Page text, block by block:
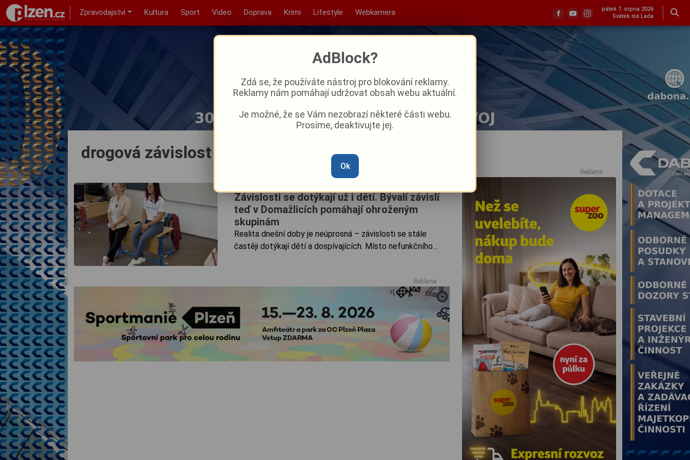
Zpravodajství Kultura Sport Video Doprava Krimi Lifestyle Webkamera
pátek 7. srpna 2026
Svátek má Lada
drogová závislost
Závislosti se dotýkají už i dětí. Bývalí závislí
teď v Domažlicích pomáhají ohroženým
skupinám
Realita dnešní doby je neúprosná – závislosti se stále
častěji dotýkají dětí a dospívajících. Místo nefunkčního
zkušenost. Nezisková organizace Projekt Závislost,
otevírá v Domažlicích bezpečný prostor pro všechny, kdo
se ocitli v pasti návykových látek a hledají cestu ven. Ta
vznikla z osobní zkušenosti lidí, kteří si závislostí sami
prošli – buď jako závislí, nebo jako jejich blízcí.
Reklama
Reklama
AdBlock?
Zdá se, že používáte nástroj pro blokování reklamy.
Reklamy nám pomáhají udržovat obsah webu aktuální.
Je možné, že se Vám nezobrazí některé části webu.
Prosíme, deaktivujte jej.
Ok